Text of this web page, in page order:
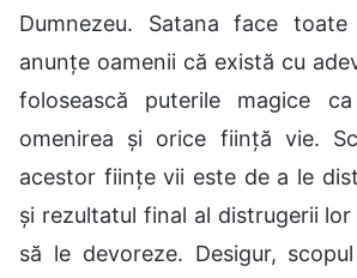
Dumnezeu. Satana face
anunțe oamenii că există cu
folosească puterile magice
omenirea și orice ființă vie.
acestor ființe vii este de a le
și rezultatul final al distrugerii
să le devoreze. Desigur,